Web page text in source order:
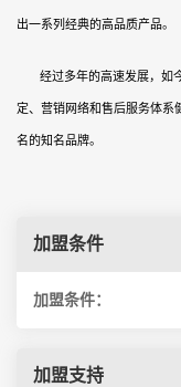
出一系列经典的高品质产品。
经过多年的高速发展，如今
定、营销网络和售后服务体系
名的知名品牌。
加盟条件
加盟条件：
加盟支持